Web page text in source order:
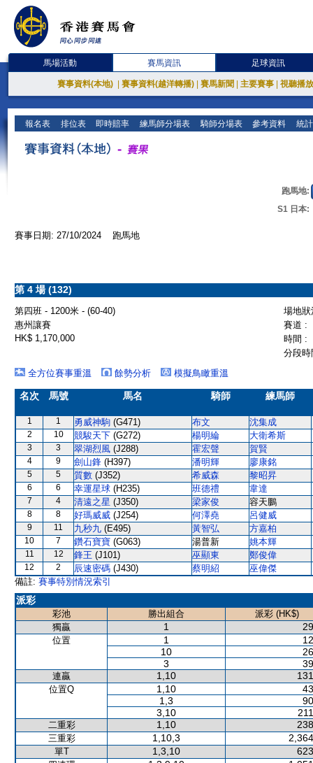
馬場活動 賽馬資訊 足球資訊
賽事資料(本地) 賽事資料(越洋轉播) 賽馬新聞 主要賽事 視聽播
報名表 排位表 即時賠率 練馬師分場表 騎師分場表 參考資料 統
跑馬地:
S1 日本:
賽事日期: 27/10/2024 跑馬地
第 4 場 (132)
第四班 - 1200米 - (60-40)
場地
惠州讓賽
賽道 :
HK$ 1,170,000
時間 :
分段
全方位賽事重溫
餘勢分析 模擬鳥瞰重溫
名次 馬號 馬名 騎師 練馬師
1 1 勇威神駒 (G471) 布文 沈集成
2 10 競駿天下 (G272) 楊明綸 大衛希斯
3 3 翠湖烈風 (J288) 霍宏聲 賀賢
4 9 劍山鋒 (H397) 潘明輝 廖康銘
5 5 質數 (J352) 希威森 黎昭昇
6 6 幸運星球 (H235) 班德禮 韋達
7 4 清遠之星 (J350) 梁家俊 容天鵬
8 8 好瑪威威 (J254) 何澤堯 呂健威
9 11 九秒九 (E495) 黃智弘 方嘉柏
10 7 鑽石寶寶 (G063) 湯普新 姚本輝
11 12 鋒王 (J101) 巫顯東 鄭俊偉
12 2 辰速密碼 (J430) 蔡明紹
巫偉傑
備註: 賽事特別情況索引
派彩
彩池 勝出組合
派彩 (HK$)
獨贏
1
位置 1
10
3
連贏 1,10
位置Q 1,10
1,3
3,10
二重彩 1,10
三重彩 1,10,3
單T 1,3,10